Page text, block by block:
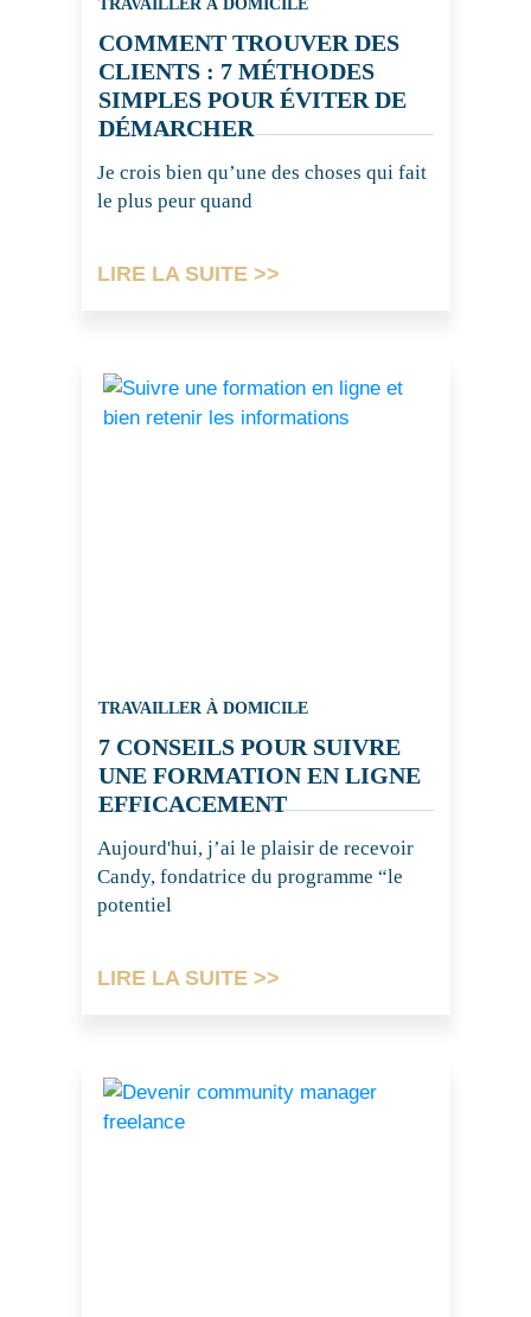
TRAVAILLER À DOMICILE
COMMENT TROUVER DES
CLIENTS : 7 MÉTHODES
SIMPLES POUR ÉVITER DE
DÉMARCHER
Je crois bien qu’une des choses qui fait
le plus peur quand
LIRE LA SUITE >>
TRAVAILLER À DOMICILE
7 CONSEILS POUR SUIVRE
UNE FORMATION EN LIGNE
EFFICACEMENT
Aujourd'hui, j’ai le plaisir de recevoir
Candy, fondatrice du programme “le
potentiel
LIRE LA SUITE >>